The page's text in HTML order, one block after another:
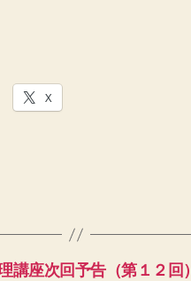
X
講座次回予告（第１２回）